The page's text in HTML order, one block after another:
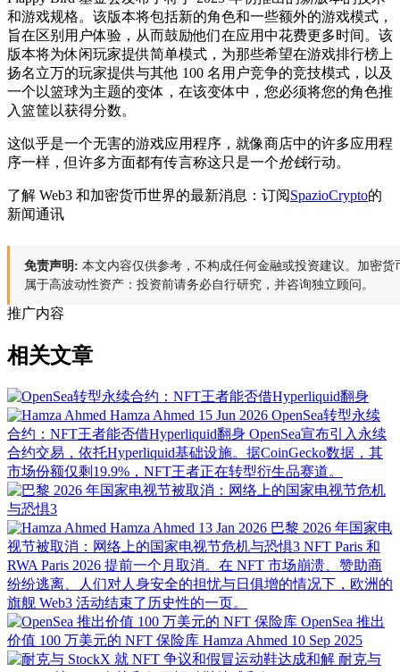
和游戏规格。该版本将包括新的角色和一些额外的游戏模式，
旨在区别用户体验，从而鼓励他们在应用中花费更多时间。该
版本将为休闲玩家提供简单模式，为那些希望在游戏排行榜上
扬名立万的玩家提供与其他 100 名用户竞争的竞技模式，以及
一个以篮球为主题的变体，在该变体中，您必须将您的角色推
入篮筐以获得分数。
这似乎是一个无害的游戏应用程序，就像商店中的许多应用程
序一样，但许多方面都有传言称这只是一个抢钱行动。
了解 Web3 和加密货币世界的最新消息：订阅SpazioCrypto的
新闻通讯
免责声明: 本文内容仅供参考，不构成任何金融或投资建议。加密货
属于高波动性资产：投资前请务必自行研究，并咨询独立顾问。
推广内容
相关文章
Hamza Ahmed 15 Jun 2026 OpenSea转型永续
合约：NFT王者能否借Hyperliquid翻身 OpenSea宣布引入永续
合约交易，依托Hyperliquid基础设施。据CoinGecko数据，其
市场份额仅剩19.9%，NFT王者正在转型衍生品赛道。
Hamza Ahmed 13 Jan 2026 巴黎 2026 年国家电
视节被取消：网络上的国家电视节危机与恐惧3 NFT Paris 和
RWA Paris 2026 提前一个月取消。在 NFT 市场崩溃、赞助商
纷纷逃离、人们对人身安全的担忧与日俱增的情况下，欧洲的
旗舰 Web3 活动结束了历史性的一页。
OpenSea 推出
价值 100 万美元的 NFT 保险库 Hamza Ahmed 10 Sep 2025
耐克与